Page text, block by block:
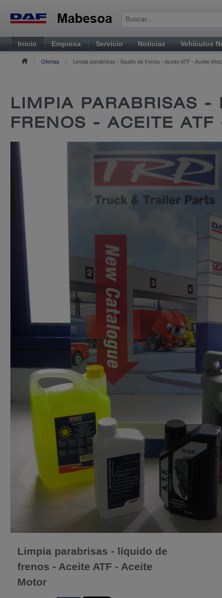
Inicio Empresa Servicio Noticias Vehículos
Ofertas Limpia parabrisas - líquido de frenos - Aceite ATF - Aceite
LIMPIA PARABRISAS -
FRENOS - ACEITE
Limpia parabrisas - líquido de
frenos - Aceite ATF - Aceite
Motor